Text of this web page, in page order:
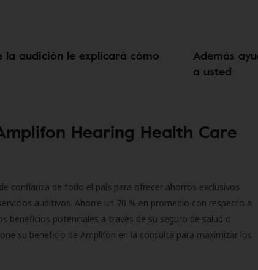
la audición le explicará cómo
Además
a usted
Hearing Health Care
confianza de todo el país para ofrecer ahorros exclusivos
auditivos. Ahorre un 70 % en promedio con respecto a
beneficios potenciales a través de su seguro de salud o
su beneficio de Amplifon en la consulta para maximizar los